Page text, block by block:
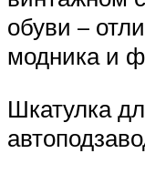
обуви –
модника и
Шкатулка